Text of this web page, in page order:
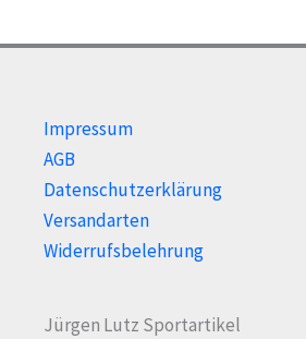
Impressum
AGB
Datenschutzerklärung
Versandarten
Widerrufsbelehrung
Jürgen Lutz Sportartikel